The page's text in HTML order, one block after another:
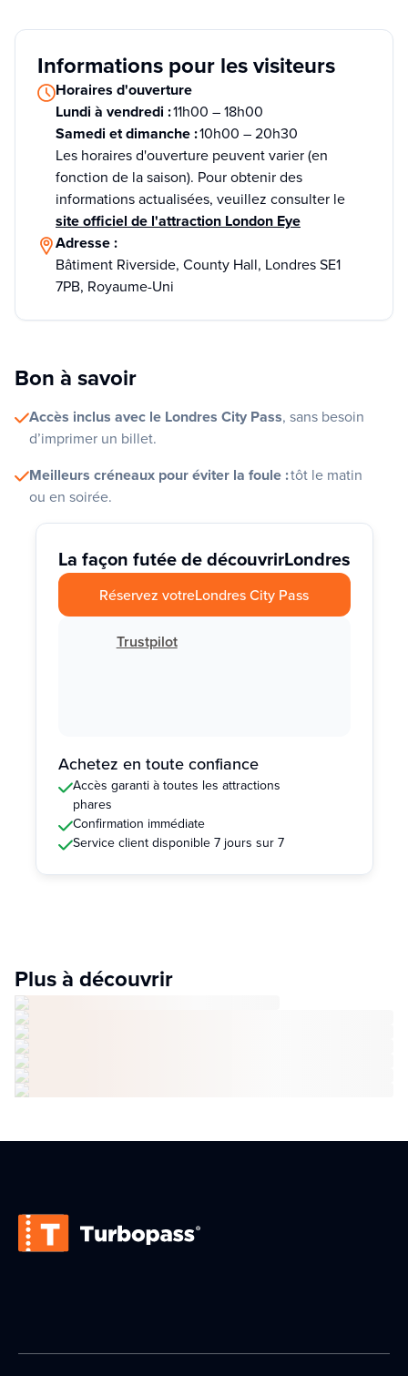
Informations pour les visiteurs
Horaires d'ouverture
Lundi à vendredi :11h00 – 18h00
Samedi et dimanche :10h00 – 20h30
Les horaires d'ouverture peuvent varier (en
fonction de la saison). Pour obtenir des
informations actualisées, veuillez consulter le
site officiel de l'attraction London Eye
Adresse :
Bâtiment Riverside, County Hall, Londres SE1
7PB, Royaume-Uni
Bon à savoir
Accès inclus avec le Londres City Pass, sans besoin
d’imprimer un billet.
Meilleurs créneaux pour éviter la foule :tôt le matin
ou en soirée.
La façon futée de découvrirLondres
Réservez votreLondres City Pass
Trustpilot
Achetez en toute confiance
Accès garanti à toutes les attractions
phares
Confirmation immédiate
Service client disponible 7 jours sur 7
Plus à découvrir